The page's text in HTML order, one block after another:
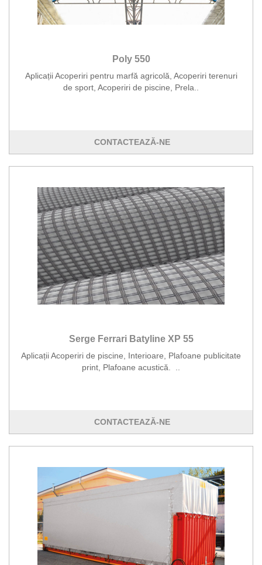
Poly 550
Aplicații Acoperiri pentru marfă agricolă, Acoperiri terenuri
de sport, Acoperiri de piscine, Prela..
CONTACTEAZĂ-NE
Serge Ferrari Batyline XP 55
Aplicații Acoperiri de piscine, Interioare, Plafoane publicitate
print, Plafoane acustică. ..
CONTACTEAZĂ-NE